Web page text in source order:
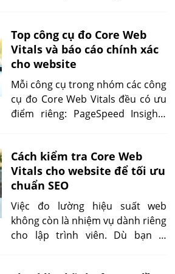
chân người dùng và tăng điểm
SEO bền vững.
Top công cụ đo Core Web
Vitals và báo cáo chính xác
cho website
Mỗi công cụ trong nhóm các công
cụ đo Core Web Vitals đều có ưu
điểm riêng: PageSpeed Insights
vực, GTmetrix trực quan. Việc
nắm rõ cách dùng sẽ giúp bạn tối
ưu website phù hợp với từng nhu
cầu cụ thể.
Cách kiểm tra Core Web
Vitals cho website để tối ưu
chuẩn SEO
Việc đo lường hiệu suất web
không còn là nhiệm vụ dành riêng
cho lập trình viên. Dù bạn là